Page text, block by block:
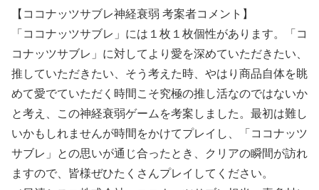
【ココナッツサブレ神経衰弱 考案者コメント】
「ココナッツサブレ」には１枚１枚個性があります。「コ
コナッツサブレ」に対してより愛を深めていただきたい、
推していただきたい、そう考えた時、やはり商品自体を眺
めて愛でていただく時間こそ究極の推し活なのではないか
と考え、この神経衰弱ゲームを考案しました。最初は難し
いかもしれませんが時間をかけてプレイし、「ココナッツ
サブレ」との思いが通じ合ったとき、クリアの瞬間が訪れ
ますので、皆様ぜひたくさんプレイしてください。